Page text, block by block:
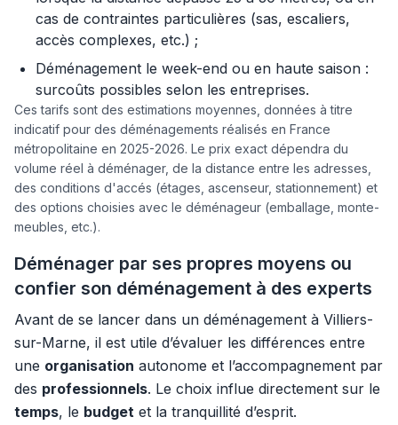
cas de contraintes particulières (sas, escaliers,
accès complexes, etc.) ;
Déménagement le week-end ou en haute saison :
surcoûts possibles selon les entreprises.
Ces tarifs sont des estimations moyennes, données à titre
indicatif pour des déménagements réalisés en France
métropolitaine en 2025-2026. Le prix exact dépendra du
volume réel à déménager, de la distance entre les adresses,
des conditions d'accés (étages, ascenseur, stationnement) et
des options choisies avec le déménageur (emballage, monte-
meubles, etc.).
Déménager par ses propres moyens ou
confier son déménagement à des experts
Avant de se lancer dans un déménagement à Villiers-
sur-Marne, il est utile d’évaluer les différences entre
une organisation autonome et l’accompagnement par
des professionnels. Le choix influe directement sur le
temps, le budget et la tranquillité d’esprit.